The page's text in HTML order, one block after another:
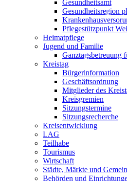
Gesundheitsamt
Gesundheitsregion
Pflegestützpunkt
Heimatpflege
Jugend und Familie
Ganztagsbetreuung
Kreistag
Bürgerinformation
Geschäftsordnung
Mitglieder des
Kreisgremien
Sitzungstermine
Sitzungsrecherche
Kreisentwicklung
LAG
Teilhabe
Tourismus
Wirtschaft
Städte, Märkte und
Behörden und